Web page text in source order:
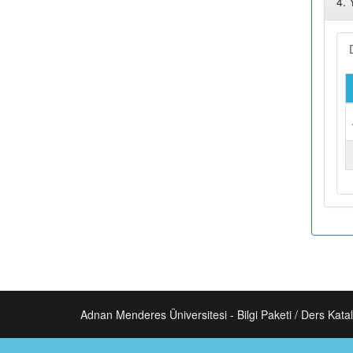
Adnan Menderes Üniversitesi - Bilgi Paketi / Ders